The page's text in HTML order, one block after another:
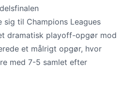
sig til Champions Leagues
dramatisk playoff-opgør mod
et målrigt opgør, hvor
med 7-5 samlet efter